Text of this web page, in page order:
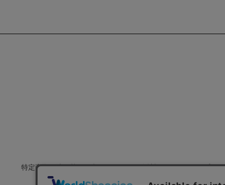
特定商取引法に基づく表示 会社概要 プラ